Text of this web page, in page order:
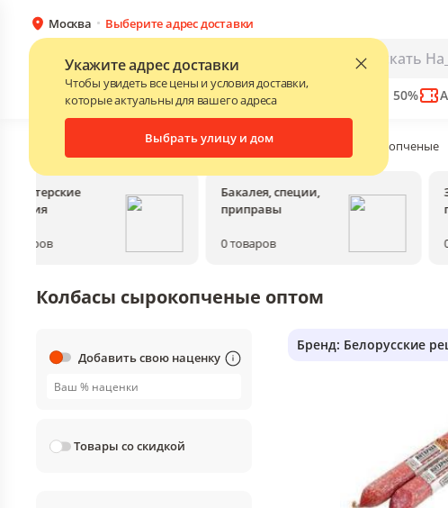
Москва Выберите адрес доставки
Укажите адрес доставки
Чтобы увидеть все цены и условия доставки,
которые актуальны для вашего адреса
Выбрать улицу и дом
Каталог
БрендыПрайс-листы поставщиков Скидки до 50%
Каталог • Колбасные изделия Колбасы сырокопченые
товаров
Бакалея, специи,
приправы
0товаров
Колбасы сырокопченые оптом
Добавить свою наценку
Товары со скидкой
Бренд: Белорусские